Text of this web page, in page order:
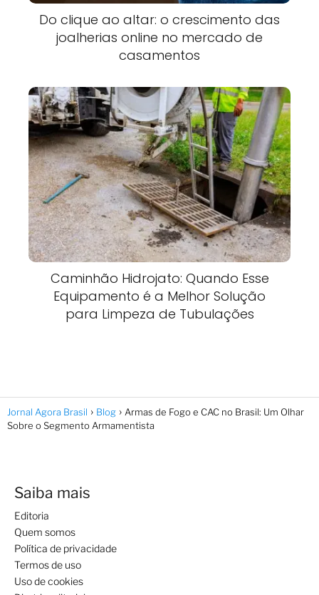
Do clique ao altar: o crescimento das
joalherias online no mercado de
casamentos
Caminhão Hidrojato: Quando Esse
Equipamento é a Melhor Solução
para Limpeza de Tubulações
Jornal Agora Brasil Blog
Armas de Fogo e CAC no Brasil: Um Olhar
Sobre o Segmento Armamentista
Saiba mais
Editoria
Quem somos
Política de privacidade
Termos de uso
Uso de cookies